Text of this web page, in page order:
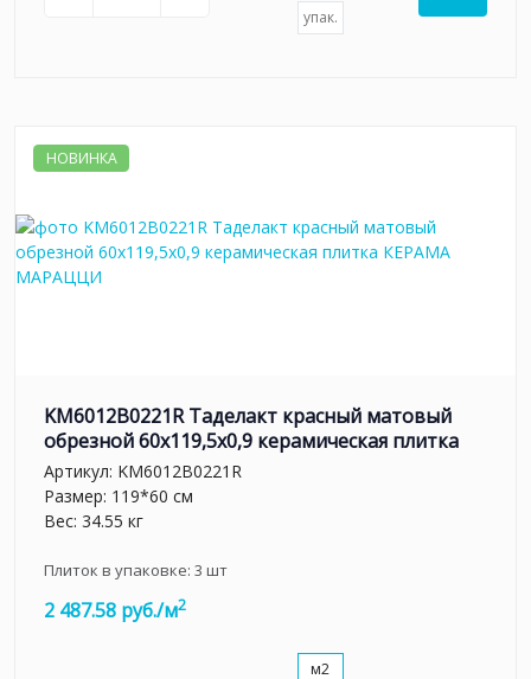
упак.
НОВИНКА
KM6012B0221R Таделакт красный матовый
обрезной 60x119,5x0,9 керамическая плитка
Артикул: KM6012B0221R
Размер: 119*60 см
Вес: 34.55 кг
Плиток в упаковке: 3 шт
2 487.58 руб./м2
м2